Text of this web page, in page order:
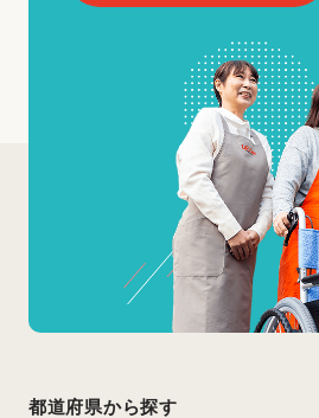
都道府県から探す